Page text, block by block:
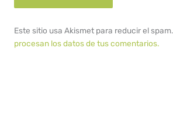
Este sitio usa Akismet para reducir el
procesan los datos de tus comentarios.